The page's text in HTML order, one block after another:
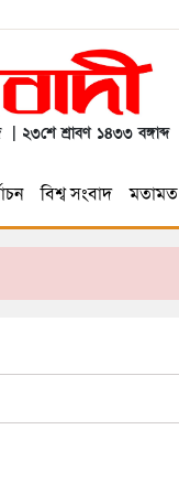
২৩শে শ্রাবণ ১৪৩৩ বঙ্গাব্দ
বিশ্ব সংবাদ মতামত